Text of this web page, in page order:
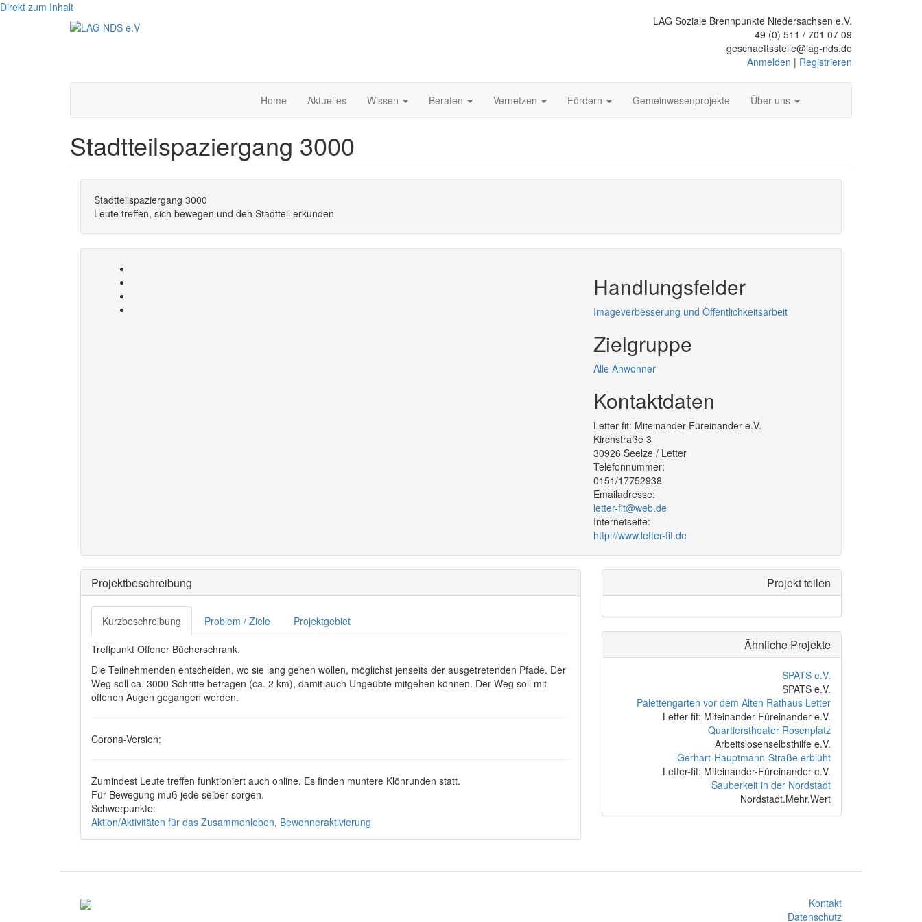
Direkt zum Inhalt
LAG Soziale Brennpunkte Niedersachsen e.V.
49 (0) 511 / 701 07 09
geschaeftsstelle@lag-nds.de
Anmelden | Registrieren
Home Aktuelles Wissen Beraten Vernetzen Fördern Gemeinwesenprojekte Über uns
Stadtteilspaziergang 3000
Stadtteilspaziergang 3000
Leute treffen, sich bewegen und den Stadtteil erkunden
Handlungsfelder
Imageverbesserung und Öffentlichkeitsarbeit
Zielgruppe
Alle Anwohner
Kontaktdaten
Letter-fit: Miteinander-Füreinander e.V.
Kirchstraße 3
30926 Seelze / Letter
Telefonnummer:
0151/17752938
Emailadresse:
letter-fit@web.de
Internetseite:
http://www.letter-fit.de
Projektbeschreibung
Kurzbeschreibung Problem / Ziele Projektgebiet
Treffpunkt Offener Bücherschrank.
Die Teilnehmenden entscheiden, wo sie lang gehen wollen, möglichst jenseits der ausgetretenden Pfade. Der
Weg soll ca. 3000 Schritte betragen (ca. 2 km), damit auch Ungeübte mitgehen können. Der Weg soll mit
offenen Augen gegangen werden.
Corona-Version:
Zumindest Leute treffen funktioniert auch online. Es finden muntere Klönrunden statt.
Für Bewegung muß jede selber sorgen.
Schwerpunkte:
Aktion/Aktivitäten für das Zusammenleben, Bewohneraktivierung
Projekt teilen
Ähnliche Projekte
SPATS e.V.
SPATS e.V.
Palettengarten vor dem Alten Rathaus Letter
Letter-fit: Miteinander-Füreinander e.V.
Quartierstheater Rosenplatz
Arbeitslosenselbsthilfe e.V.
Gerhart-Hauptmann-Straße erblüht
Letter-fit: Miteinander-Füreinander e.V.
Sauberkeit in der Nordstadt
Nordstadt.Mehr.Wert
Kontakt
Datenschutz